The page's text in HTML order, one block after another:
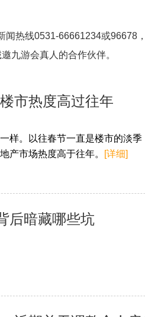
闻热线0531-66661234或96678
邀九游会真人的合作伙伴。
市热度高过往年
样。以往春节一直是楼市的淡季
产市场热度高于往年。
[详细]
后暗藏哪些坑